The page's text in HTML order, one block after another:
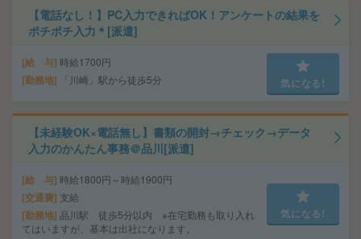
【電話なし！】PC入力できればOK！アンケートの結果を
ポチポチ入力＊[派遣]
給 与 時給1700円
勤務地 「川崎」駅から徒歩5分 気になる!
【未経験OK×電話無し】書類の開封→チェック→データ
入力のかんたん事務＠品川[派遣]
給 与 時給1800円～時給1900円
交通費 支給
勤務地 品川駅 徒歩5分以内 ※在宅勤務も取り入れ
てはいますが、基本は出社になります。
気になる!